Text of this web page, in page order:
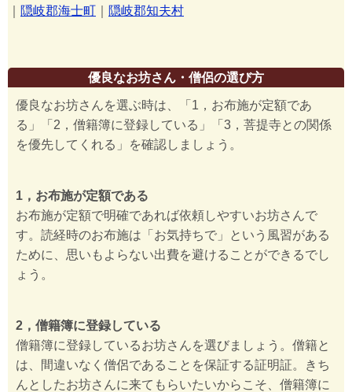
隠岐郡海士町 隠岐郡知夫村
優良なお坊さん・僧侶の選び方
優良なお坊さんを選ぶ時は、「1，お布施が定額であ
る」「2，僧籍簿に登録している」「3，菩提寺との関係
を優先してくれる」を確認しましょう。
1，お布施が定額である
お布施が定額で明確であれば依頼しやすいお坊さんで
す。読経時のお布施は「お気持ちで」という風習がある
ために、思いもよらない出費を避けることができるでし
ょう。
2，僧籍簿に登録している
僧籍簿に登録しているお坊さんを選びましょう。僧籍と
は、間違いなく僧侶であることを保証する証明証。きち
んとしたお坊さんに来てもらいたいからこそ、僧籍簿に